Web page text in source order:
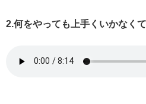
2.何をやっても上手くいかなく